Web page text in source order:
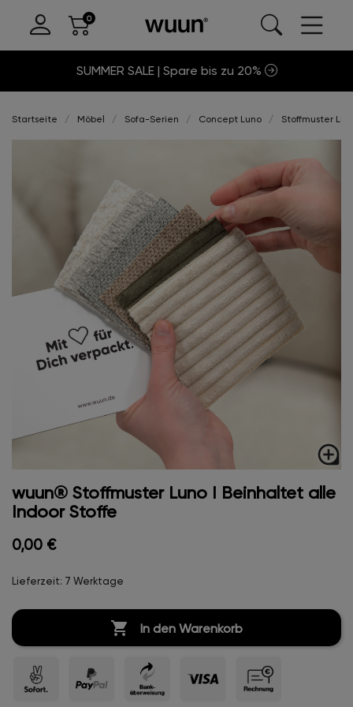
SUMMER SALE | Spare bis zu 20%
Startseite Möbel Sofa-Serien Concept Luno Stoffmuster
loupe
wuun® Stoffmuster Luno I Beinhaltet alle
Indoor Stoffe
0,00 €
Lieferzeit: 7 Werktage
 In den Warenkorb